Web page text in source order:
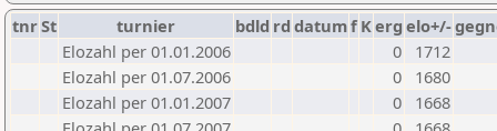
tnrSt turnier bdld rd datumf Kerg elo+/-
Elozahl per 01.01.2006
0
1712
Elozahl per 01.07.2006
0
1680
Elozahl per 01.01.2007
0
1668